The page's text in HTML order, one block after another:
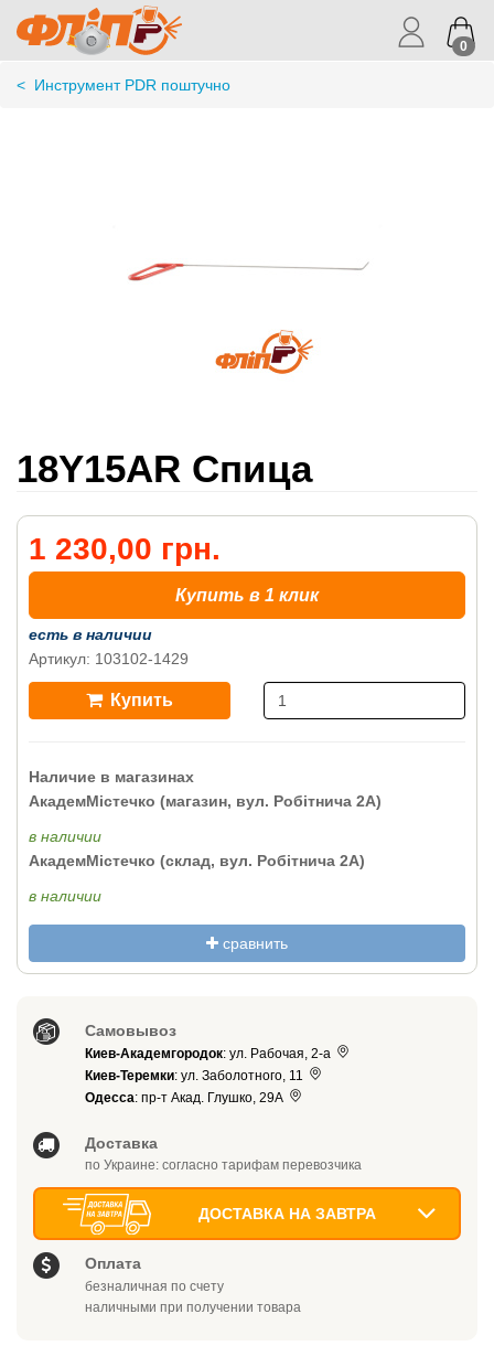
0
< Инструмент PDR поштучно
18Y15AR Спица
1 230,00 грн.
Купить в 1 клик
есть в наличии
Артикул: 103102-1429
Купить
Наличие в магазинах
АкадемМістечко (магазин, вул. Робітнича 2А)
в наличии
АкадемМістечко (склад, вул. Робітнича 2А)
в наличии
сравнить
Самовывоз
Киев-Академгородок: ул. Рабочая, 2-а
Киев-Теремки: ул. Заболотного, 11
Одесса: пр-т Акад. Глушко, 29А
Доставка
по Украине: согласно тарифам перевозчика
ДОСТАВКА НА ЗАВТРА
Оплата
безналичная по счету
наличными при получении товара